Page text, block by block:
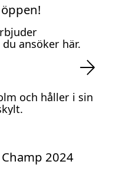
ansöker här.
2024